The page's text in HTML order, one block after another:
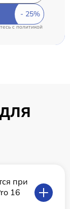
c политикой
при
16